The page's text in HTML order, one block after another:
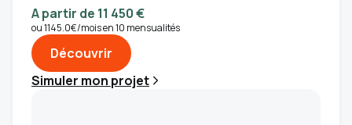
A partir de 11 450 €
ou 1145.0€/mois en 10 mensualités
Découvrir
Simuler mon projet